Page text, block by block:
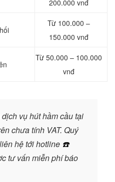
200.000 vnđ
Từ 100.000 –
150.000 vnđ
Từ 50.000 – 100.000
vnđ
vụ hút hầm cầu tại
chưa tính VAT. Quý
hệ tới hotline ☎️
tư vấn miễn phí báo